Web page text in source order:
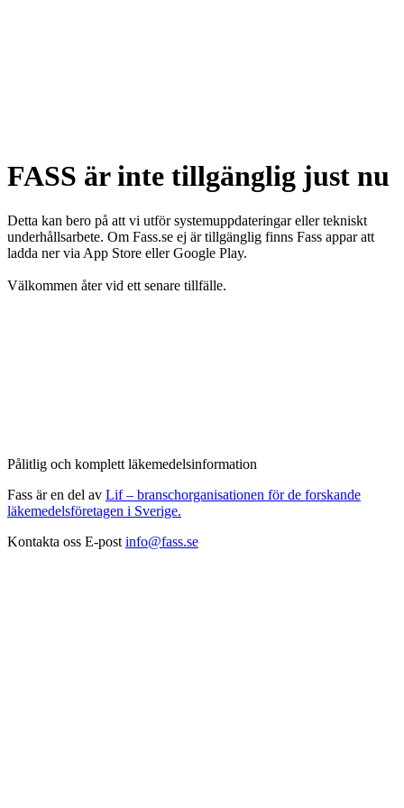
FASS är inte tillgänglig just nu
Detta kan bero på att vi utför systemuppdateringar eller tekniskt
underhållsarbete. Om Fass.se ej är tillgänglig finns Fass appar att
ladda ner via App Store eller Google Play.
Välkommen åter vid ett senare tillfälle.
Pålitlig och komplett läkemedelsinformation
Fass är en del av Lif – branschorganisationen för de forskande
läkemedelsföretagen i Sverige.
Kontakta oss E-post info@fass.se